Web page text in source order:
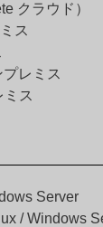
クラウド）
ス
レミス
ス
Server
/ Windows